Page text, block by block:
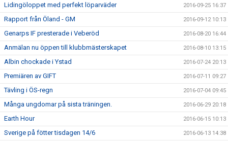
Lidingöloppet med perfekt löparväder 2016-09-25 16:37
Rapport från Öland - GM 2016-09-12 10:13
Genarps IF presterade i Veberöd 2016-08-20 16:44
Anmälan nu öppen till klubbmästerskapet 2016-08-10 13:15
Albin chockade i Ystad 2016-07-24 20:13
Premiären av GIFT 2016-07-11 09:27
Tävling i ÖS-regn 2016-07-04 09:45
Många ungdomar på sista träningen. 2016-06-29 20:18
Earth Hour 2016-06-15 10:13
Sverige på fötter tisdagen 14/6 2016-06-13 14:38